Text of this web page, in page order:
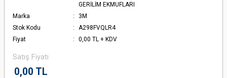
GERİLİM EKMUFLARI
Marka
3M
Stok Kodu
A298FVQLR4
Fiyat
0,00 TL + KDV
Satış Fiyatı
0,00 TL